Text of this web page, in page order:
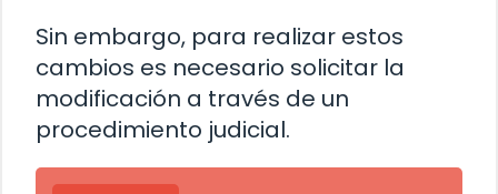
Sin embargo, para realizar estos
cambios es necesario solicitar la
modificación a través de un
procedimiento judicial.